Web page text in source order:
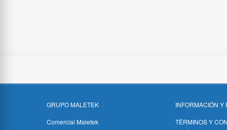
GRUPO MALETEK
Comercial Maletek
INFORMACIÓN Y
TÉRMINOS Y